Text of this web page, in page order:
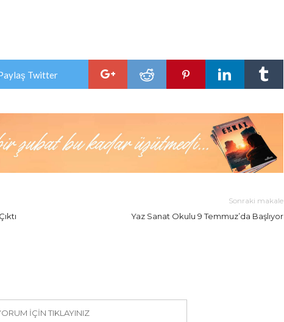
Twitter
Sonraki makale
Yaz Sanat Okulu 9 Temmuz’da Başlıyor
IÇIN TIKLAYINIZ